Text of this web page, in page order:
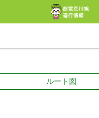
ルート図